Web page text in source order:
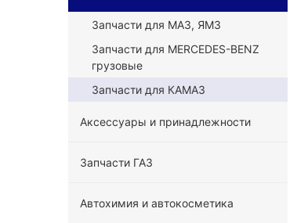
Запчасти для МАЗ, ЯМЗ
Запчасти для MERCEDES-BENZ
грузовые
Запчасти для КАМАЗ
Аксессуары и принадлежности
Запчасти ГАЗ
Автохимия и автокосметика